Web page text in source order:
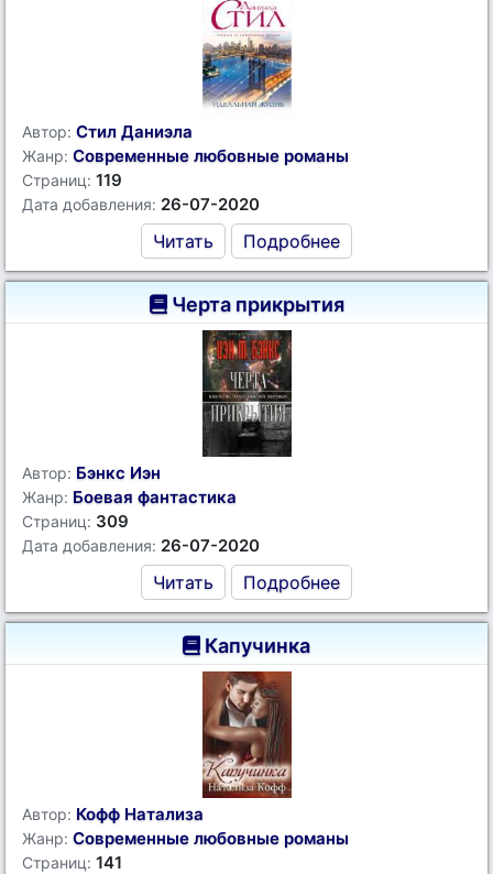
Автор: Стил Даниэла
Жанр: Современные любовные романы
Страниц: 119
Дата добавления: 26-07-2020
Читать Подробнее
Черта прикрытия
Автор: Бэнкс Иэн
Жанр: Боевая фантастика
Страниц: 309
Дата добавления: 26-07-2020
Читать Подробнее
Капучинка
Автор: Кофф Натализа
Жанр: Современные любовные романы
Страниц: 141